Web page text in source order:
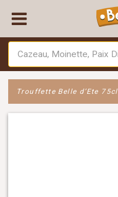
Trouffette Belle d’Ete 75cl